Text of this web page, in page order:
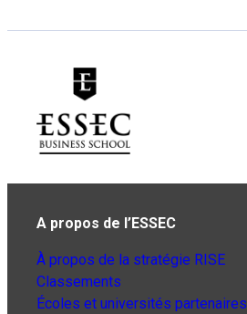
A propos de l’ESSEC
À propos de la stratégie RISE
Classements
Écoles et universités partenaires